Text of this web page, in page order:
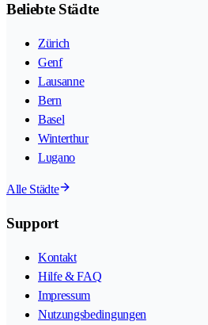
Beliebte Städte
Zürich
Genf
Lausanne
Bern
Basel
Winterthur
Lugano
Alle Städte
Support
Kontakt
Hilfe & FAQ
Impressum
Nutzungsbedingungen